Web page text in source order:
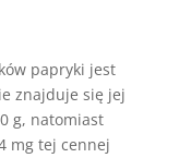
papryki jest
znajduje się jej
g, natomiast
mg tej cennej